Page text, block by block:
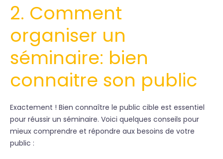
2. Comment
organiser un
séminaire: bien
connaitre son public
Exactement ! Bien connaître le public cible est essentiel
pour réussir un séminaire. Voici quelques conseils pour
mieux comprendre et répondre aux besoins de votre
public :